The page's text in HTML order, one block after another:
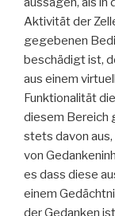
Aktivität der
gegebenen
beschädigt ist,
aus einem
Funktionalität
diesem Bereich
stets davon
von
es dass diese
einem
der Gedanken